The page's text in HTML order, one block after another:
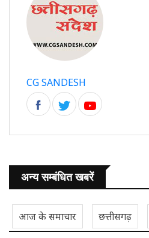
CG SANDESH
अन्य सम्बंधित खबरें
आज के समाचार छत्तीसगढ़